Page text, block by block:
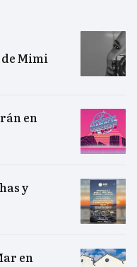
Mimi
en
y
en